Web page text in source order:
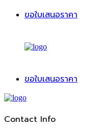
ขอใบเสนอราคา
ขอใบเสนอราคา
Contact Info